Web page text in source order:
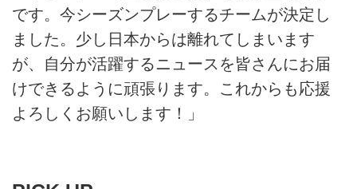
です。今シーズンプレーするチームが決定し
ました。少し日本からは離れてしまいます
が、自分が活躍するニュースを皆さんにお届
けできるように頑張ります。これからも応援
よろしくお願いします！」